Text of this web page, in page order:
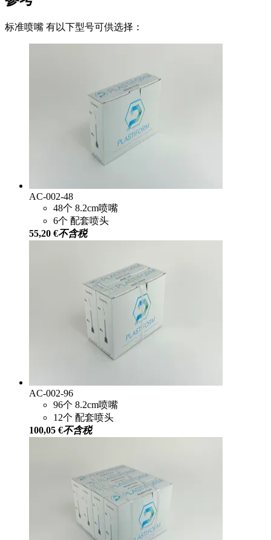
标准喷嘴 有以下型号可供选择：
AC-002-48
48个 8.2cm喷嘴
6个 配套喷头
55,20 €不含税
AC-002-96
96个 8.2cm喷嘴
12个 配套喷头
100,05 €不含税